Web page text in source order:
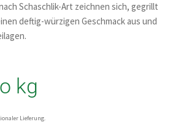
Schaschlik-Art zeichnen sich, gegrillt
deftig-würzigen Geschmack aus und
kg
Lieferung.